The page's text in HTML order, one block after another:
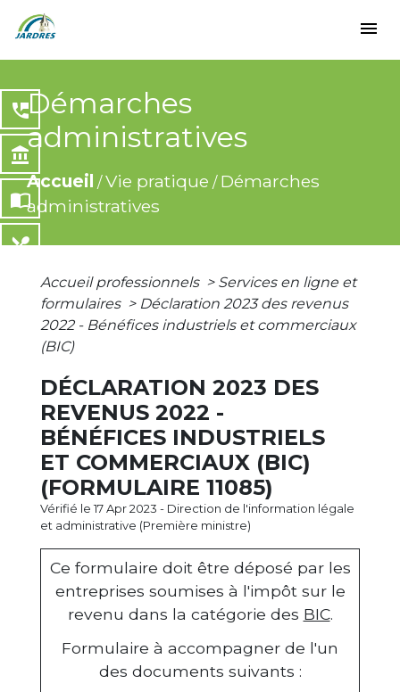
menu
Démarches
administratives
Accueil /Vie pratique / Démarches
administratives
perm_phone_msg
account_balance
import_contacts
local_dining
Accueil professionnels > Services en ligne et
formulaires > Déclaration 2023 des revenus
2022 - Bénéfices industriels et commerciaux
(BIC)
DÉCLARATION 2023 DES
REVENUS 2022 -
BÉNÉFICES INDUSTRIELS
ET COMMERCIAUX (BIC)
(FORMULAIRE 11085)
Vérifié le 17 Apr 2023 - Direction de l'information légale
et administrative (Première ministre)
Ce formulaire doit être déposé par les
entreprises soumises à l'impôt sur le
revenu dans la catégorie des BIC.
Formulaire à accompagner de l'un
des documents suivants :